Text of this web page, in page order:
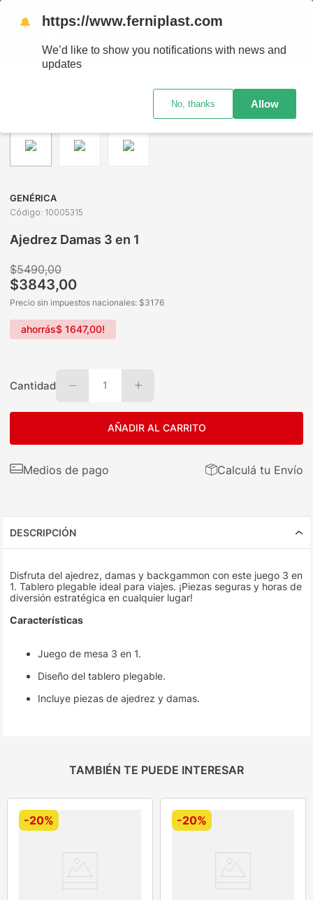
GENÉRICA
Código: 10005315
Ajedrez Damas 3 en 1
$5490,00
$3843,00
Precio sin impuestos nacionales: $3176
ahorrás$ 1647,00!
Cantidad 1
AÑADIR AL CARRITO
Medios de pago Calculá tu Envío
DESCRIPCIÓN
Disfruta del ajedrez, damas y backgammon con este juego 3 en
1. Tablero plegable ideal para viajes. ¡Piezas seguras y horas de
diversión estratégica en cualquier lugar!
Características
Juego de mesa 3 en 1.
Diseño del tablero plegable.
Incluye piezas de ajedrez y damas.
TAMBIÉN TE PUEDE INTERESAR
-20% -20%
🔔 https://www.ferniplast.com
We’d like to show you notifications with news and
updates
No, thanks Allow